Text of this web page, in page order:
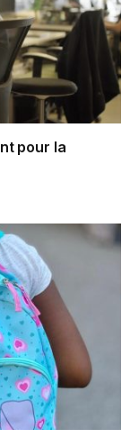
pour la